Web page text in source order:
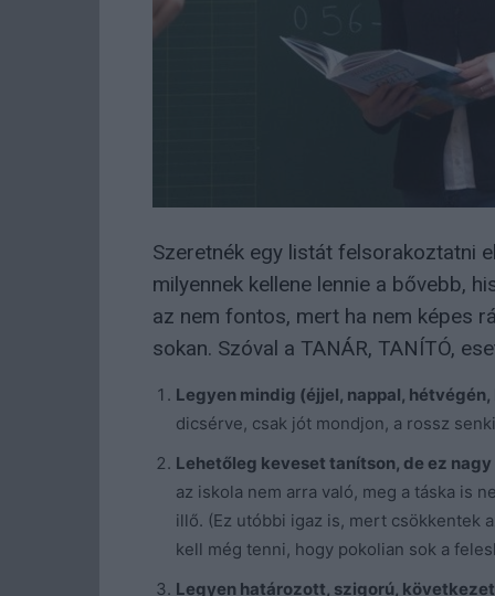
Szeretnék egy listát felsorakoztatni
milyennek kellene lennie a bővebb,
az nem fontos, mert ha nem képes
sokan. Szóval a TANÁR, TANÍTÓ,
Legyen mindig (éjjel, nappal,
dicsérve, csak jót mondjon, a rossz
Lehetőleg keveset tanítson, de ez
az iskola nem arra való, meg a táska is
illő. (Ez utóbbi igaz is, mert csökkentek
kell még tenni, hogy pokolian sok a
Legyen határozott, szigorú,